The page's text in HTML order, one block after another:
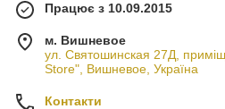
Працює з 10.09.2015
м. Вишневое
ул. Святошинская 27Д,
Store", Вишневое, Україна
Контакти